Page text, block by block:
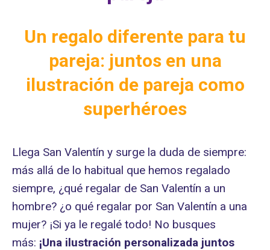
Un regalo diferente para tu
pareja: juntos en una
ilustración de pareja como
superhéroes
Llega San Valentín y surge la duda de siempre:
más allá de lo habitual que hemos regalado
siempre, ¿qué regalar de San Valentín a un
hombre? ¿o qué regalar por San Valentín a una
mujer? ¡Si ya le regalé todo! No busques
más: ¡Una ilustración personalizada juntos